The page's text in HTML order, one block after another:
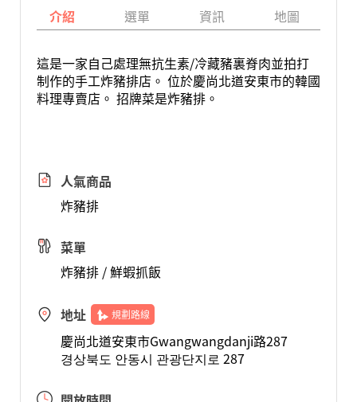
介紹 選單 資訊 地圖
這是一家自己處理無抗生素/冷藏豬裏脊肉並拍打
制作的手工炸豬排店。 位於慶尚北道安東市的韓國
料理專賣店。 招牌菜是炸豬排。
人氣商品
炸豬排
菜單
炸豬排 / 鮮蝦抓飯
地址 規劃路線
慶尚北道安東市Gwangwangdanji路287
경상북도 안동시 관광단지로 287